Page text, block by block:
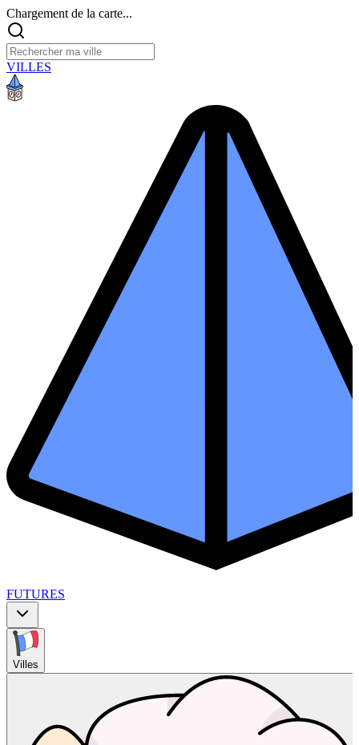
Chargement de la carte...
VILLES
FUTURES
Villes